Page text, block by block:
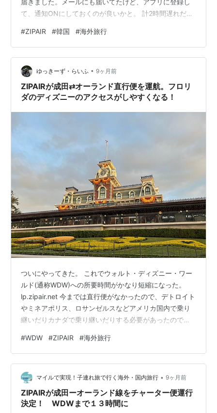
て、通知ONにしておくのが良いかと。 計2時間遅れだけ
の30分遅れ位の時間に出発。 東京駅でトイレを済ませ
て、東京駅から1,500円で乗れるリムジンバスで成田空港
へ。 リムジンバスはSuicaで乗れるUSBポートあった。
バスの中でWEBチェックインを済ませました。ジップエ
アのアプリでパスポートを読み込むと、QRコードの搭乗
券が発行さ…
#ZIPAIR #韓国 #海外旅行
ゆっきーず・らいふ • 9ヶ月前
ZIPAIRが成田⇄オーランド直行便を運航。フロリ
ダのディズニーのアクセスがしやすくなる！
ついにやってきた。 これでウォルト・ディズニー・ワー
ルド(通称WDW)への所要時間がかなり短縮になった。
lp.zipair.net 今までは直行便がなかったので、デトロイト
やミネアポリス、ロサンゼルスなどアメリカ国内で乗り
継いだりカナダで乗り継いだりする必要があったので、
移動時間でした。 出国手続きや入国手続きや空港から
WDWへの移動も考えると丸一日の移動時間となります。
僕が新婚旅行で2024年の10月に行った時にはこちらの便
でした。 オーランド空港には夜の８時半に到着してそこ
から荷物をピックアップして予約した送迎のバスのとこ
ろまで行って、予…
#WDW #ZIPAIR #海外旅行
マイルで実現！子連れ旅で行く海外・国内旅行 • 9ヶ月前
ZIPAIRが成田ーオーランド線をチャーター便運行
決定！ WDWまで１３時間に